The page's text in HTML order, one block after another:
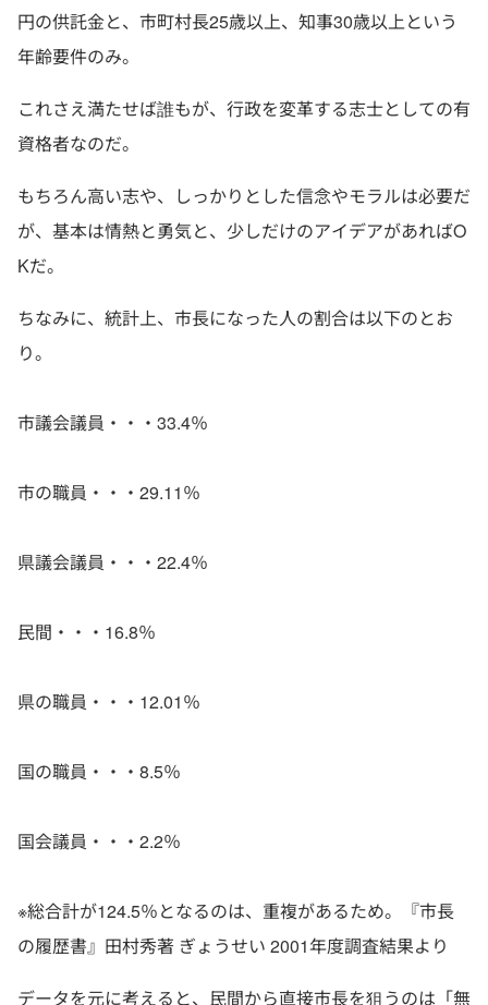
円の供託金と、市町村長25歳以上、知事30歳以上という
年齢要件のみ。
これさえ満たせば誰もが、行政を変革する志士としての有
資格者なのだ。
もちろん高い志や、しっかりとした信念やモラルは必要だ
が、基本は情熱と勇気と、少しだけのアイデアがあればO
Kだ。
ちなみに、統計上、市長になった人の割合は以下のとお
り。
市議会議員・・・33.4％
市の職員・・・29.11％
県議会議員・・・22.4％
民間・・・16.8％
県の職員・・・12.01％
国の職員・・・8.5％
国会議員・・・2.2％
※総合計が124.5％となるのは、重複があるため。『市長
の履歴書』田村秀著 ぎょうせい 2001年度調査結果より
データを元に考えると、民間から直接市長を狙うのは「無